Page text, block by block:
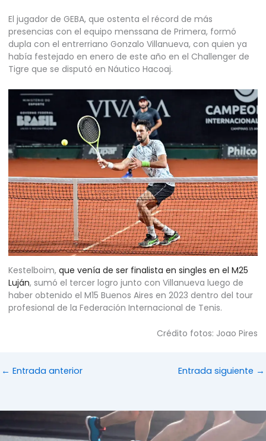
El jugador de GEBA, que ostenta el récord de más
presencias con el equipo menssana de Primera, formó
dupla con el entrerriano Gonzalo Villanueva, con quien ya
había festejado en enero de este año en el Challenger de
Tigre que se disputó en Náutico Hacoaj.
Kestelboim, que venía de ser finalista en singles en el M25
Luján, sumó el tercer logro junto con Villanueva luego de
haber obtenido el M15 Buenos Aires en 2023 dentro del tour
profesional de la Federación Internacional de Tenis.
Crédito fotos: Joao Pires
← Entrada anterior Entrada siguiente →